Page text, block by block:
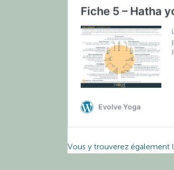
Vous y trouverez également